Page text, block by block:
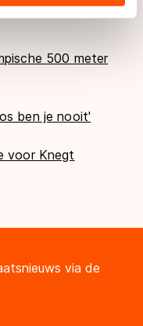
mogelijk geen
volgens de GDPR.
in ons cookiebeleid
500 meter
ben je nooit'
voor Knegt
via de